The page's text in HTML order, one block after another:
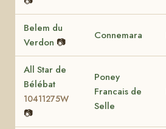
Belem du
Verdon 📷
Connemara
All Star de
Bélébat
10411275W
📷
Poney
Francais de
Selle